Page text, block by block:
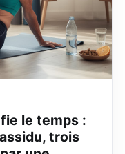
le temps :
trois